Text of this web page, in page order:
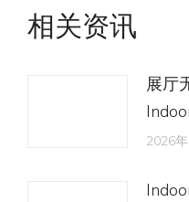
相关资讯
展厅
2026